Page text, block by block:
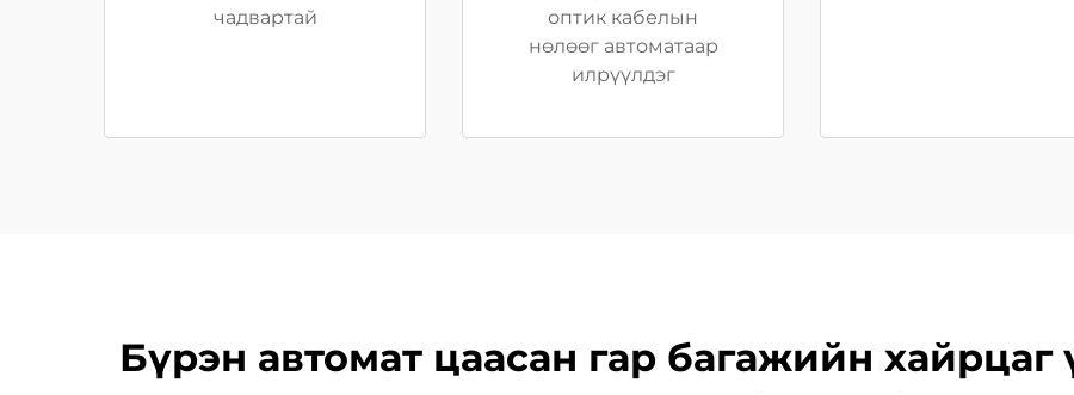
чадвартай
оптик кабелын
нөлөөг автоматаар
илрүүлдэг
Бүрэн автомат цаасан гар багажийн